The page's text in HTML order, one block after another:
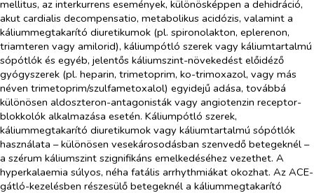
mellitus, az interkurrens események, különösképpen a dehidráció,
akut cardialis decompensatio, metabolikus acidózis, valamint a
káliummegtakarító diuretikumok (pl. spironolakton, eplerenon,
triamteren vagy amilorid), káliumpótló szerek vagy káliumtartalmú
sópótlók és egyéb, jelentős káliumszint-növekedést előidéző
gyógyszerek (pl. heparin, trimetoprim, ko-trimoxazol, vagy más
néven trimetoprim/szulfametoxalol) egyidejű adása, továbbá
különösen aldoszteron-antagonisták vagy angiotenzin receptor-
blokkolók alkalmazása esetén. Káliumpótló szerek,
káliummegtakarító diuretikumok vagy káliumtartalmú sópótlók
használata – különösen vesekárosodásban szenvedő betegeknél –
a szérum káliumszint szignifikáns emelkedéséhez vezethet. A
hyperkalaemia súlyos, néha fatális arrhythmiákat okozhat. Az ACE-
gátló-kezelésben részesülő betegeknél a káliummegtakarító